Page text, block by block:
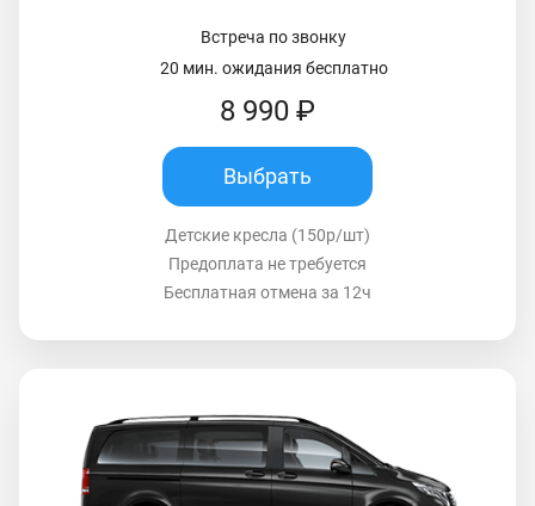
Встреча по звонку
20 мин. ожидания бесплатно
8 990 ₽
Выбрать
Детские кресла (150р/шт)
Предоплата не требуется
Бесплатная отмена за 12ч